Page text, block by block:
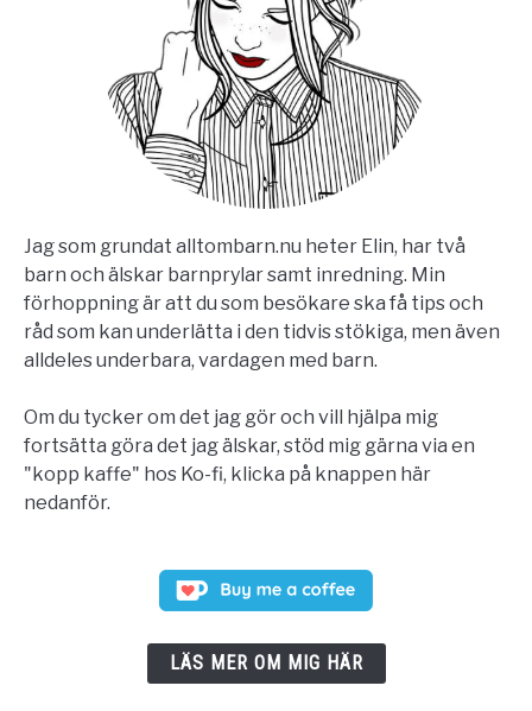
Jag som grundat alltombarn.nu heter Elin, har två
barn och älskar barnprylar samt inredning. Min
förhoppning är att du som besökare ska få tips och
råd som kan underlätta i den tidvis stökiga, men även
alldeles underbara, vardagen med barn.
Om du tycker om det jag gör och vill hjälpa mig
fortsätta göra det jag älskar, stöd mig gärna via en
"kopp kaffe" hos Ko-fi, klicka på knappen här
nedanför.
LÄS MER OM MIG HÄR